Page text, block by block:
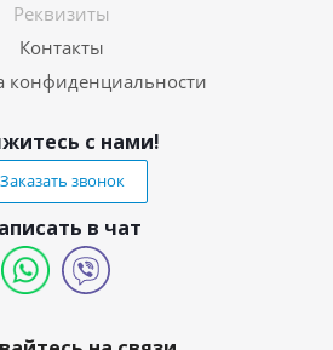
Реквизиты
Контакты
конфиденциальности
с нами!
Заказать звонок
в чат